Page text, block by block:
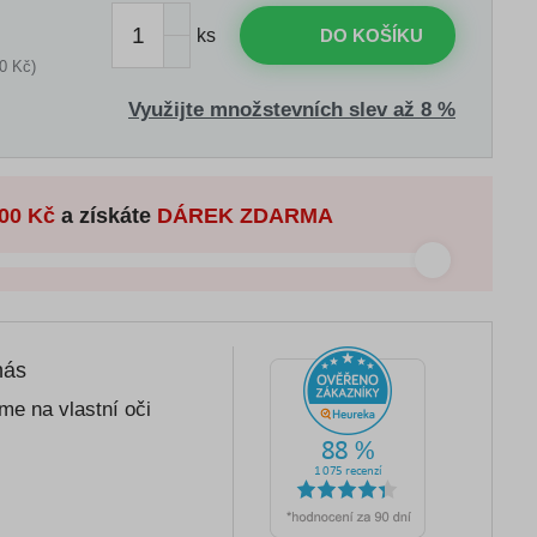
Kč)
ks DO KOŠÍKU
Využijte množstevních slev až 8 %
Kč a získáte DÁREK ZDARMA
na vlastní oči